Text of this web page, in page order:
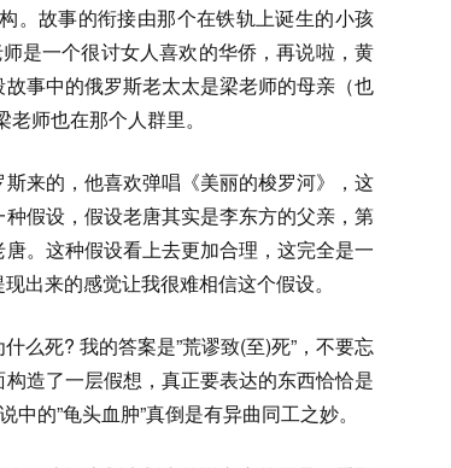
。故事的衔接由那个在铁轨上诞生的小孩
是一个很讨女人喜欢的华侨，再说啦，黄
事中的俄罗斯老太太是梁老师的母亲（也
师也在那个人群里。
来的，他喜欢弹唱《美丽的梭罗河》，这
假设，假设老唐其实是李东方的父亲，第
。这种假设看上去更加合理，这完全是一
出来的感觉让我很难相信这个假设。
么死? 我的答案是”荒谬致(至)死”，不要忘
造了一层假想，真正要表达的东西恰恰是
的”龟头血肿”真倒是有异曲同工之妙。